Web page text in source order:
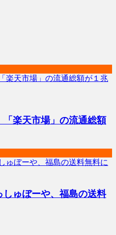
「楽天市場」の流通総額
しゅぼーや、福島の送料